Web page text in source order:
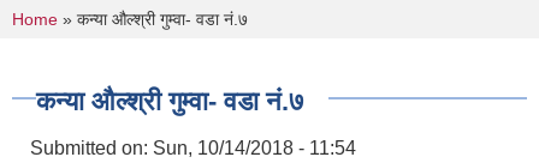
You are here
Home » कन्या औल्श्री गुम्वा- वडा नं.७
कन्या औल्श्री गुम्वा- वडा नं.७
Submitted on: Sun, 10/14/2018 - 11:54